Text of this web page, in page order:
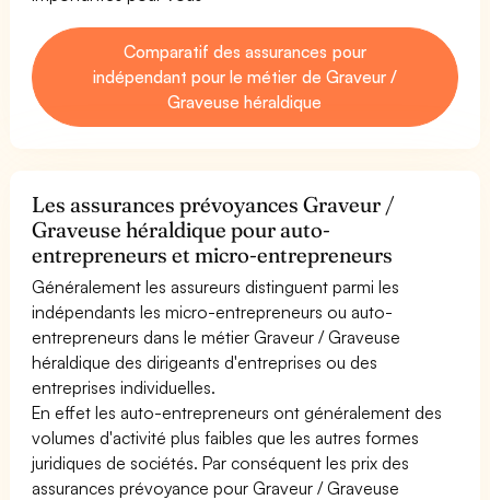
Comparatif des assurances pour
indépendant pour le métier de Graveur /
Graveuse héraldique
Les assurances prévoyances Graveur /
Graveuse héraldique pour auto-
entrepreneurs et micro-entrepreneurs
Généralement les assureurs distinguent parmi les
indépendants les micro-entrepreneurs ou auto-
entrepreneurs dans le métier Graveur / Graveuse
héraldique des dirigeants d'entreprises ou des
entreprises individuelles.
En effet les auto-entrepreneurs ont généralement des
volumes d'activité plus faibles que les autres formes
juridiques de sociétés. Par conséquent les prix des
assurances prévoyance pour Graveur / Graveuse